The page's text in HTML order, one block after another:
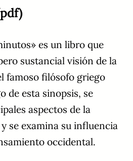
es un libro que
sustancial visión de la
famoso filósofo griego
de esta sinopsis, se
aspectos de la
se examina su influencia
occidental.